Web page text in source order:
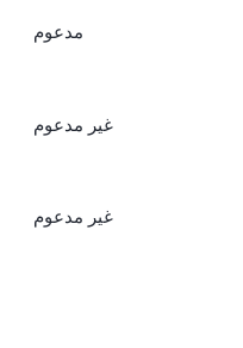
مدعوم
غير مدعوم
غير مدعوم